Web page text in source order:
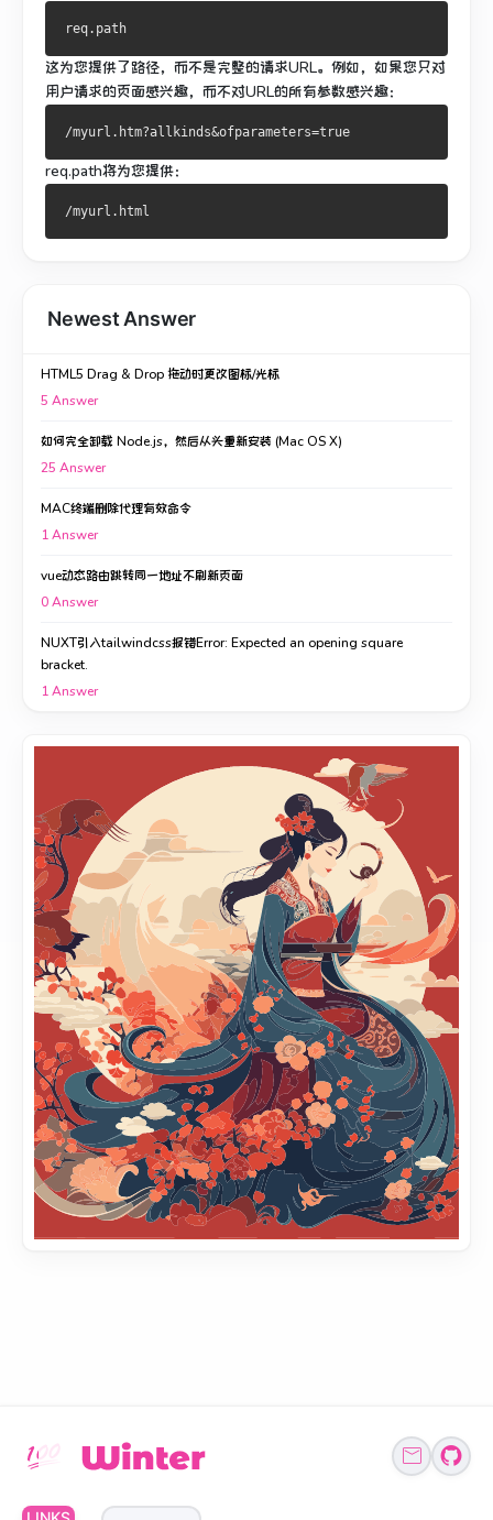
这为您提供了路径，而不是完整的请求URL。 例如，如果您只对
用户请求的页面感兴趣，而不对URL的所有参数感兴趣：
req.path将为您提供：
Newest Answer
HTML5 Drag & Drop 拖动时更改图标/光标
5 Answer
如何完全卸载 Node.js，然后从头重新安装 (Mac OS X)
25 Answer
MAC终端删除代理有效命令
1Answer
vue动态路由跳转同一地址不刷新页面
0Answer
NUXT引入tailwindcss报错Error: Expected an opening square
bracket.
1Answer